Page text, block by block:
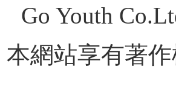
Go Youth
本網站享有著